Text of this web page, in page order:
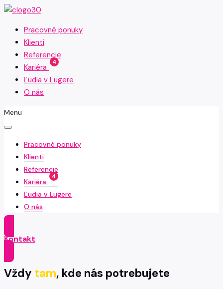
Pracovné ponuky
Klienti
Referencie
Kariéra
4
Ľudia v Lugere
O nás
Menu
Pracovné ponuky
Klienti
Referencie
Kariéra
4
Ľudia v Lugere
O nás
Kontakt
Vždy tam, kde nás potrebujete